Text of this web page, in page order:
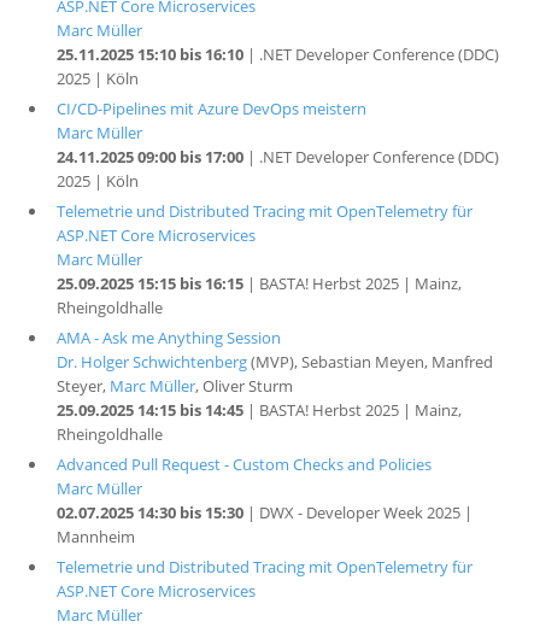
ASP.NET Core Microservices
Marc Müller
25.11.2025 15:10 bis 16:10| .NET Developer Conference (DDC)
2025 | Köln
CI/CD-Pipelines mit Azure DevOps meistern
Marc Müller
24.11.2025 09:00 bis 17:00| .NET Developer Conference (DDC)
2025 | Köln
Telemetrie und Distributed Tracing mit OpenTelemetry für
ASP.NET Core Microservices
Marc Müller
25.09.2025 15:15 bis 16:15| BASTA! Herbst 2025 | Mainz,
Rheingoldhalle
AMA - Ask me Anything Session
Dr. Holger Schwichtenberg(MVP), Sebastian Meyen, Manfred
Steyer, Marc Müller, Oliver Sturm
25.09.2025 14:15 bis 14:45| BASTA! Herbst 2025 | Mainz,
Rheingoldhalle
Advanced Pull Request - Custom Checks and Policies
Marc Müller
02.07.2025 14:30 bis 15:30| DWX - Developer Week 2025 |
Mannheim
Telemetrie und Distributed Tracing mit OpenTelemetry für
ASP.NET Core Microservices
Marc Müller